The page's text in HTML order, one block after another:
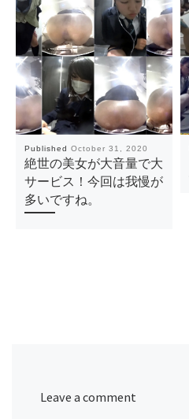
PublishedOctober 31, 2020
絶世の美女が大音量で大
サービス！今回は我慢が
多いですね。
Leave a comment